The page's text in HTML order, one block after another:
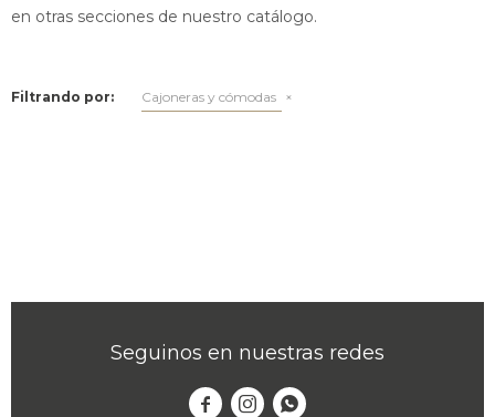
en otras secciones de nuestro catálogo.
Filtrando por: Cajoneras y cómodas
Seguinos en nuestras redes
  